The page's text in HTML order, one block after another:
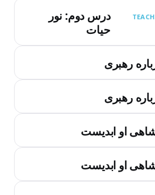
درس دوم: نور
حیات
رهبری
رهبری
او ابدیست
او ابدیست